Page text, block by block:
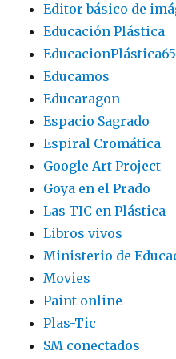
Editor básico de
Educación Plástica
EducacionPlástica65
Educamos
Educaragon
Espacio Sagrado
Espiral Cromática
Google Art Project
Goya en el Prado
Las TIC en Plástica
Libros vivos
Ministerio de
Movies
Paint online
Plas-Tic
SM conectados